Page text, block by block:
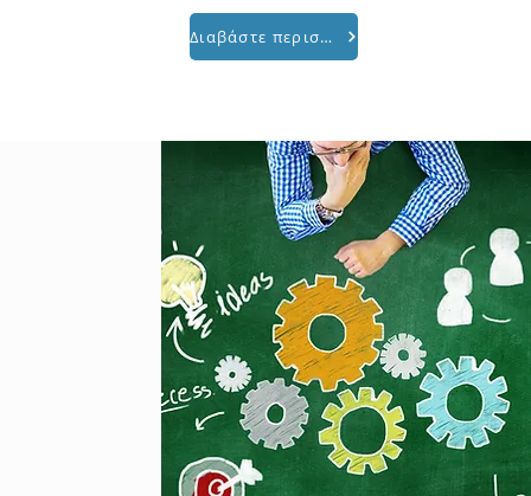
Διαβάστε περισσότερα...